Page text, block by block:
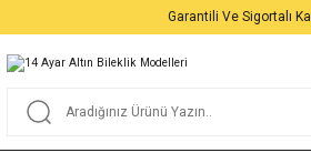
Garantili Ve Sigortalı